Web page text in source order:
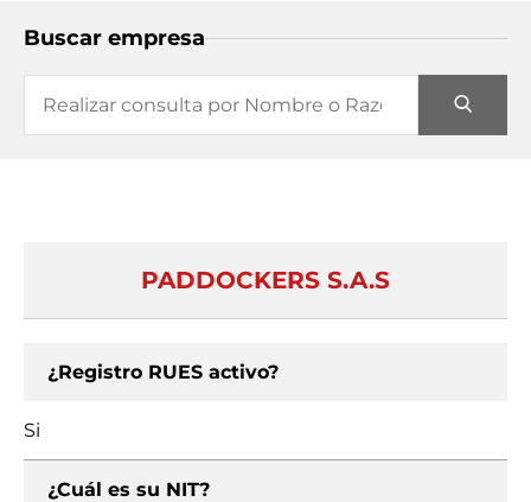
Buscar empresa
PADDOCKERS S.A.S
¿Registro RUES activo?
Si
¿Cuál es su NIT?